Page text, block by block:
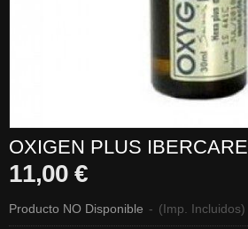
OXIGEN PLUS IBERCARE
11,00 €
Producto NO Disponible - (Imp. Incluidos)